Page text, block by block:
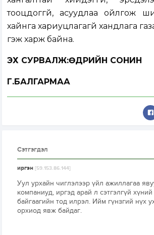
тооцдоггүй, асуудлаа ойлгож
хайнга хариуцлагагүй хандлага
гэж харж байна.
ЭХ СУРВАЛЖ:ӨДРИЙН СОНИН
Г.БАЛГАРМАА
Сэтгэгдэл
иргэн[59.153.86.144]
Уул урхайн чиглэлээр үйл ажиллагаа
компаниуд, иргэд арай л сэтгэлгүй
байгаагийн тод илрэл. Ийм гүнзгий нүх
орхиод явж байдаг.